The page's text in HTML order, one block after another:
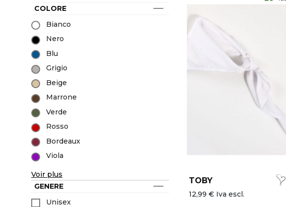
Grembiuli & Scamiciati
Scarpe & calzini
Parte superiore
Accessori
Giacche
Collezioni
Tutti i marchi
Prodotti più venduti
Chef Works
Ultima occasione
Macelleria-Gastronomia
Fromaggiaio
Selezione Servizio & Hotellerie
Divisa sanitaria
Benessere & spa
Boulangerie & pâtisserie
Abbigliamento pescheria
Bar & caffé, Sommelier
Casa di riposo
Nostra storia
Savoir faire
Personalizzazione
International
Marchi del gruppo
COLORE
Bianco
Nero
Blu
Grigio
Beige
Marrone
Verde
Rosso
Bordeaux
Viola
Voir plus
GENERE
Unisex
TOBY
12,99 € Iva escl.